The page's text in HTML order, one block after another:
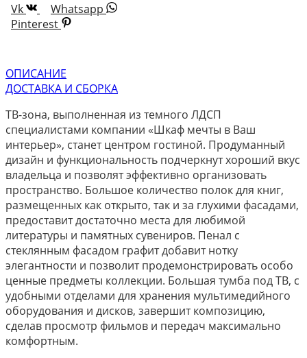
Vk
Whatsapp
Pinterest
ОПИСАНИЕ
ДОСТАВКА И СБОРКА
ТВ-зона, выполненная из темного ЛДСП
специалистами компании «Шкаф мечты в Ваш
интерьер», станет центром гостиной. Продуманный
дизайн и функциональность подчеркнут хороший вкус
владельца и позволят эффективно организовать
пространство. Большое количество полок для книг,
размещенных как открыто, так и за глухими фасадами,
предоставит достаточно места для любимой
литературы и памятных сувениров. Пенал с
стеклянным фасадом графит добавит нотку
элегантности и позволит продемонстрировать особо
ценные предметы коллекции. Большая тумба под ТВ, с
удобными отделами для хранения мультимедийного
оборудования и дисков, завершит композицию,
сделав просмотр фильмов и передач максимально
комфортным.